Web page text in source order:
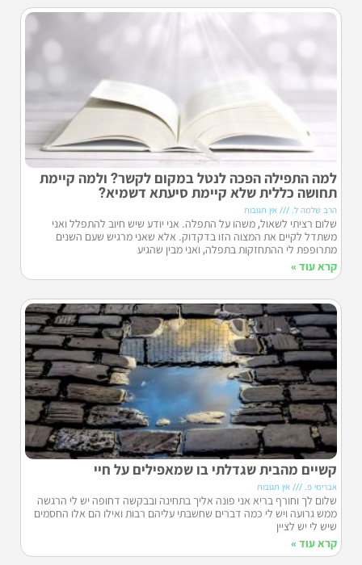
למה התפילה הפכה לנטל במקום לקשר? ולמה קיימת
תחושה כללית שלא קיימת סיעתא דשמיא?
הרב שלמה ל. אין תגובות
שלום רציתי לשאול, משהו על התפלה. אני יודע שיש חיוב להתפלל ואני
משתדל לקיים את המצוה הזו בדקדוק. אלא שאני מרגיש שעם השנים
מתרופפת לי ההתחזקות בתפלה, ואני מבין שהגיע
קרא עוד »
קשיים מהבית שגדלתי בו שמאפילים על חיי
אברימי פ. אין תגובות
שלום לך וחורף בריא אני פונה אליך בתחינה ובבקשה דחופה יש לי הרגשה
ממש גרועה ויש לי כמה דברים שחשבתי עליהם רבות ואילו הם אלו החסמים
שיש לי יש לציין
קרא עוד »